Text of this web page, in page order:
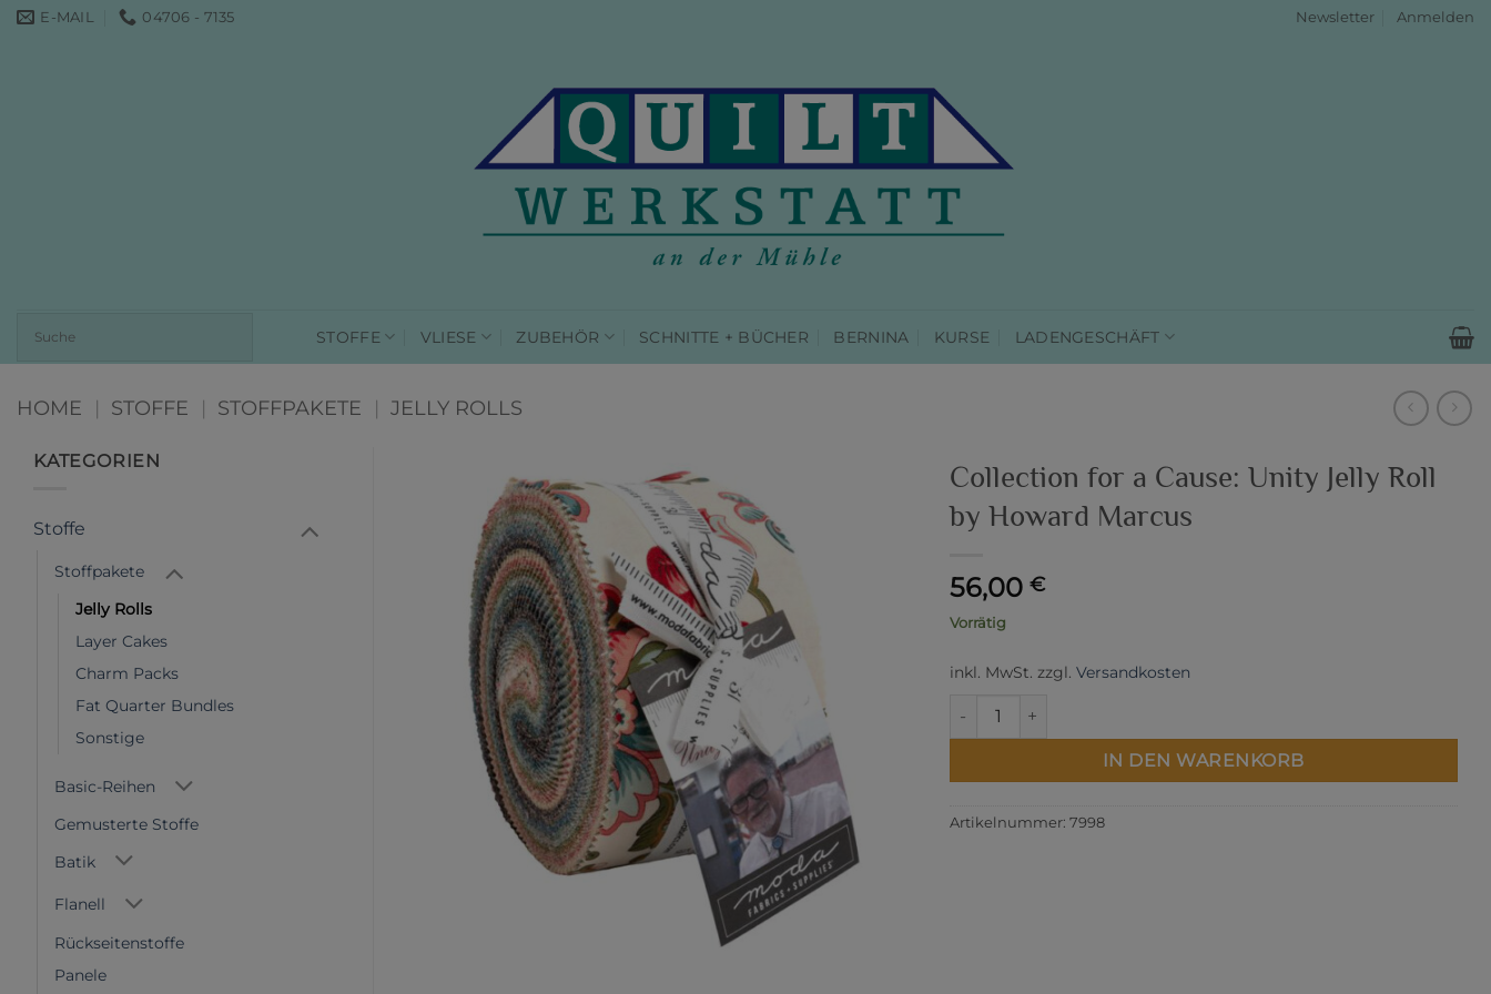
Zum E-MAIL 04706 - 7135 Newsletter Anmelden
STOFFE VLIESE ZUBEHÖR SCHNITTE + BÜCHER BERNINA KURSE LADENGESCHÄFT
HOME | STOFFE | STOFFPAKETE | JELLY ROLLS
KATEGORIEN
Stoffe
Stoffpakete
Jelly Rolls
Layer Cakes
Charm Packs
Fat Quarter Bundles
Sonstige
Basic-Reihen
Gemusterte Stoffe
Batik
Flanell
Rückseitenstoffe
Panele
Collection for a Cause: Unity Jelly Roll
by Howard Marcus
56,00 €
Vorrätig
inkl. MwSt. zzgl. Versandkosten
Collection for a Cause: Unity Jelly Roll by Howard Marcus Menge
IN DEN WARENKORB
Artikelnummer: 7998